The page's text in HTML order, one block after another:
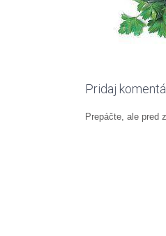
Pridaj
Prepáčte, ale pred